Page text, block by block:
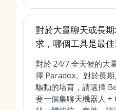
對於大量聊天或長
求，哪個工具是最佳
對於 24/7 全天候的大
擇 Paradox。對於長
驅動的培育，請選擇
要一個集聊天機器人 +